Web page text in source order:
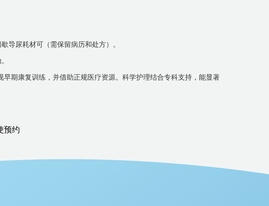
导尿耗材可（需保留病历和处方）。
期康复训练，并借助正规医疗资源。科学护理结合专科支持，能显著
预约